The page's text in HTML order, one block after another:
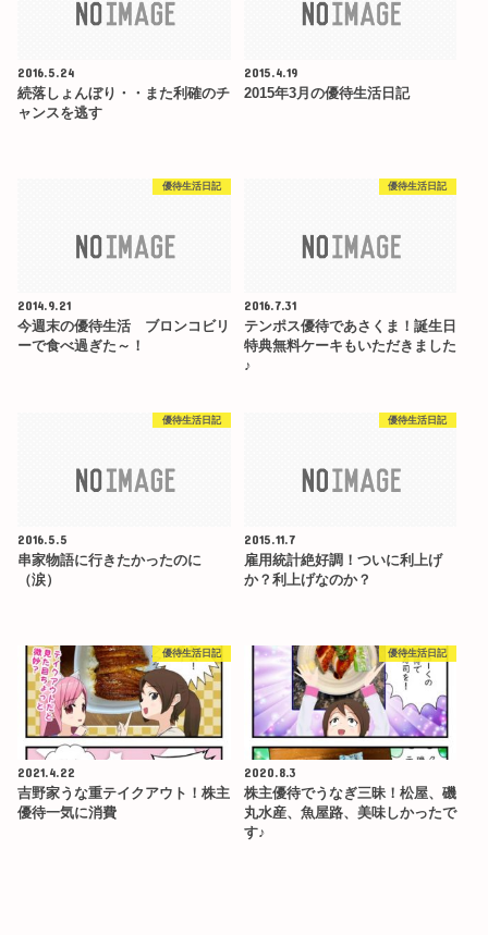
2016.5.24
続落しょんぼり・・また利確のチ
ャンスを逃す
2015.4.19
2015年3月の優待生活日記
優待生活日記
2014.9.21
今週末の優待生活 ブロンコビリ
ーで食べ過ぎた～！
優待生活日記
2016.7.31
テンポス優待であさくま！誕生日
特典無料ケーキもいただきました
♪
優待生活日記
2016.5.5
串家物語に行きたかったのに
（涙）
優待生活日記
2015.11.7
雇用統計絶好調！ついに利上げ
か？利上げなのか？
優待生活日記
2021.4.22
吉野家うな重テイクアウト！株主
優待一気に消費
優待生活日記
2020.8.3
株主優待でうなぎ三昧！松屋、磯
丸水産、魚屋路、美味しかったで
す♪